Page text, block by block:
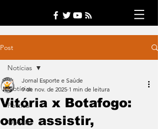
Post
Notícias
Política
Opinião
Notícias
Vitória x Botafogo:
onde assistir,
Jornal Esporte e Saúde
9 de nov. de 2025 1 min de leitura